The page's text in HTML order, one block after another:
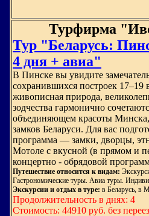
Турфирма
Тур "Беларусь:
4 дня + авиа"
В Пинске вы увидите
сохранившихся построек 17–19
живописная природа,
зодчества гармонично
объединяющем красоты
замков Беларуси. Для вас
программа — замки, дворцы,
Мотоле с вкусной (в прямом и
концертно - обрядовой
Путешествие относится к видам:
Гастрономические туры. Авиа туры.
Экскурсии и отдых в туре: в Беларусь, в
Продолжительность в днях: 4
Стоимость: 44910 руб. без